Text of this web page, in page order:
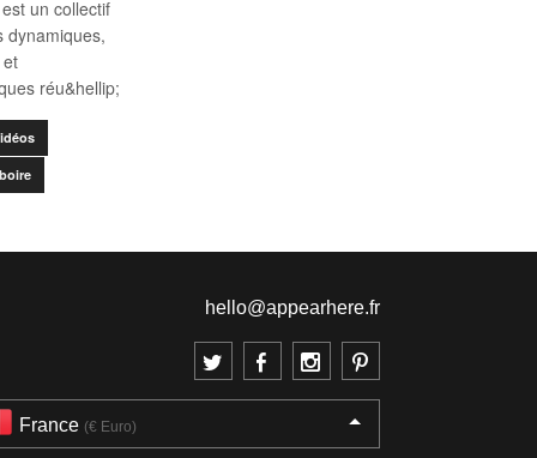
un collectif
dynamiques,
réu&hellip;
hello@appearhere.fr
France (€ Euro)